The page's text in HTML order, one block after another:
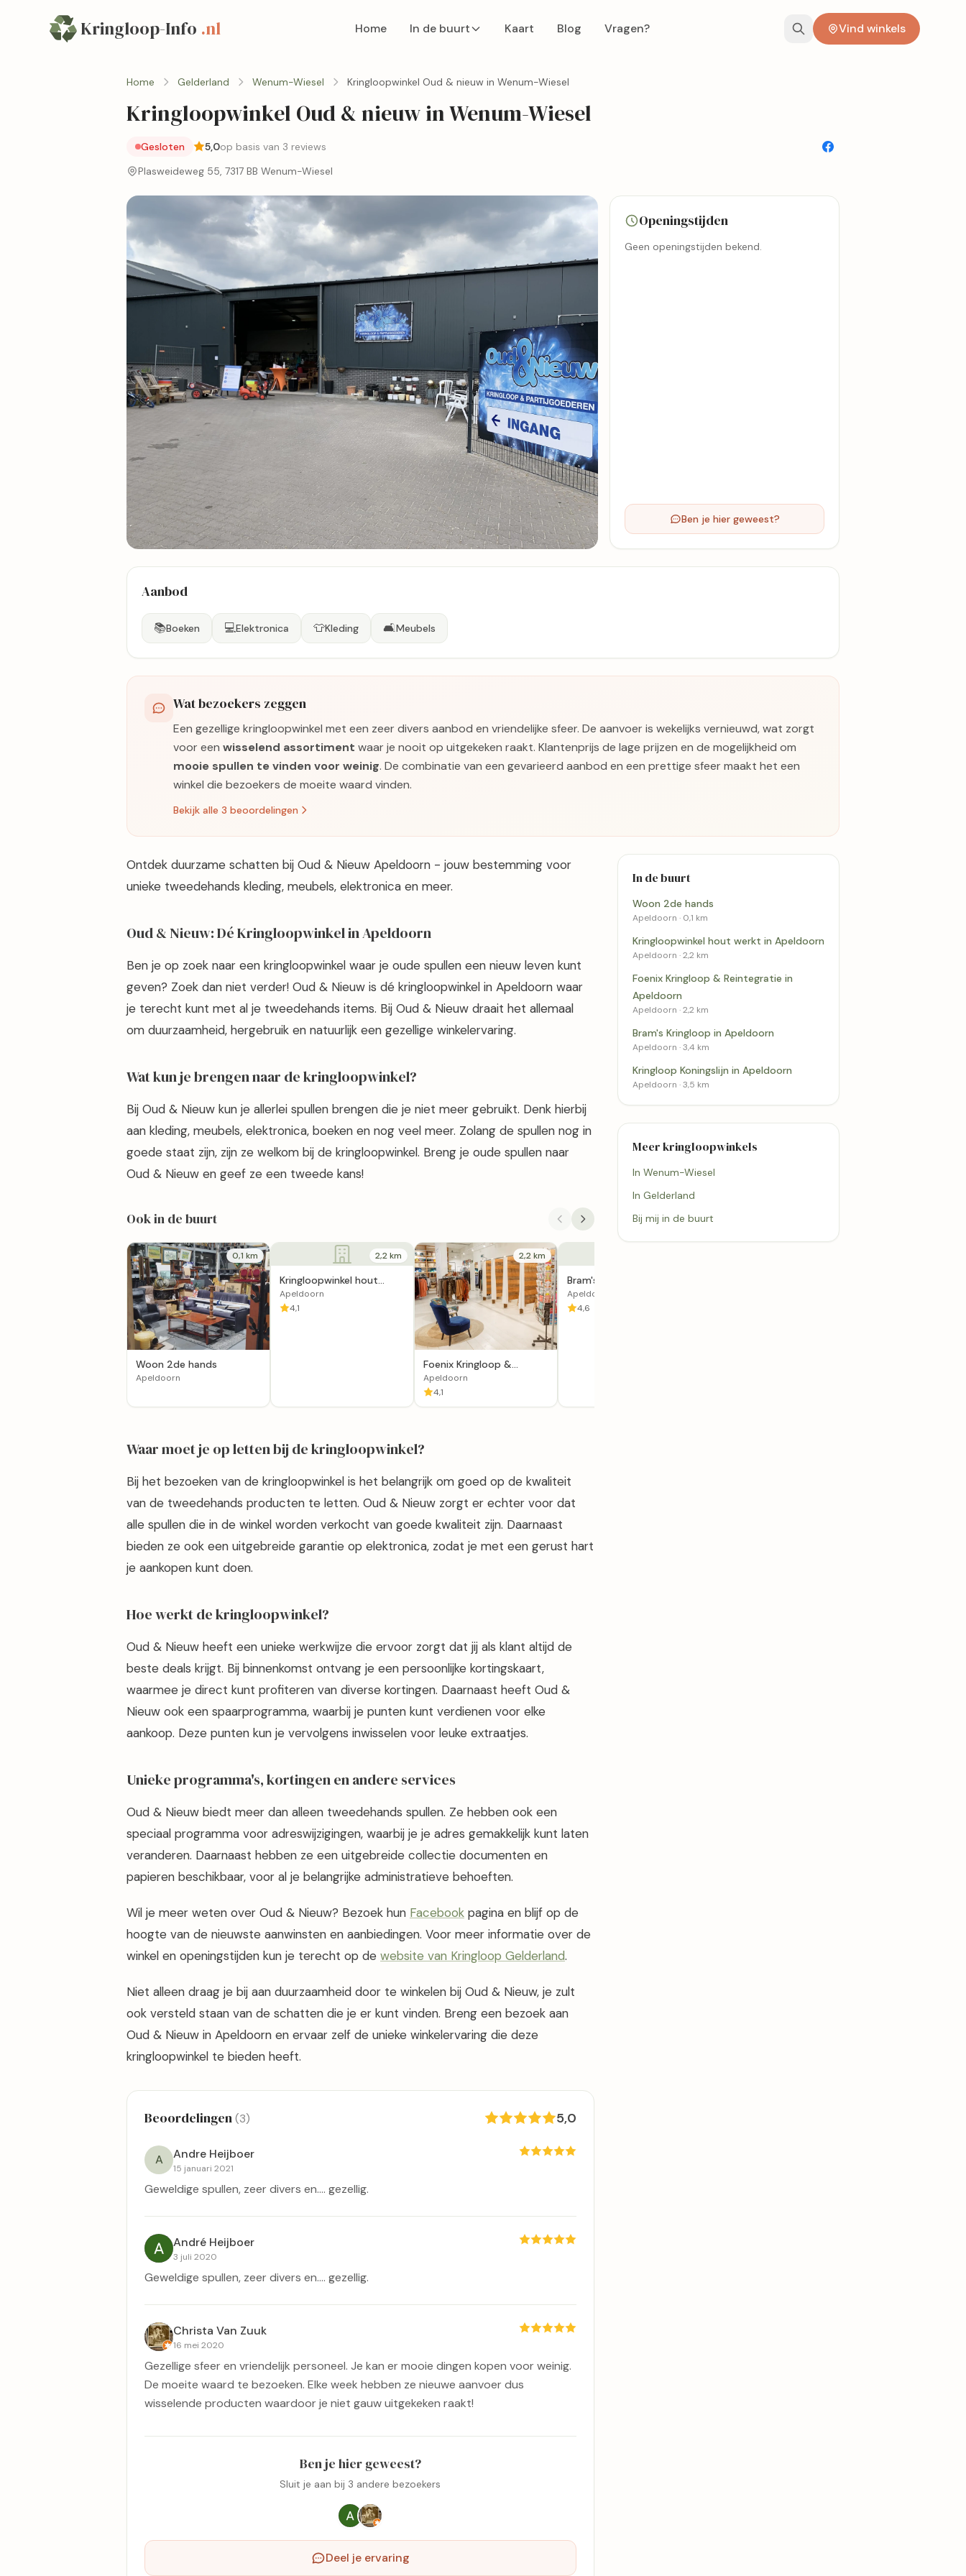
Kringloop-Info .nl Home In de buurt Kaart Blog Vragen? Vind winkels
Home Gelderland Wenum-Wiesel Kringloopwinkel Oud & nieuw in Wenum-Wiesel
Kringloopwinkel Oud & nieuw in Wenum-Wiesel
Gesloten 5,0op basis van 3 reviews
Plasweideweg 55, 7317 BB Wenum-Wiesel
Bekijk kaart
Openingstijden
Geen openingstijden bekend.
Ben je hier geweest?
Aanbod
📚Boeken 💻Elektronica 👕Kleding 🛋️Meubels
Wat bezoekers zeggen
Een gezellige kringloopwinkel met een zeer divers aanbod en vriendelijke sfeer. De aanvoer is wekelijks vernieuwd, wat zorgt
voor een wisselend assortiment waar je nooit op uitgekeken raakt. Klantenprijs de lage prijzen en de mogelijkheid om
mooie spullen te vinden voor weinig. De combinatie van een gevarieerd aanbod en een prettige sfeer maakt het een
winkel die bezoekers de moeite waard vinden.
Bekijk alle 3 beoordelingen
Ontdek duurzame schatten bij Oud & Nieuw Apeldoorn - jouw bestemming voor
unieke tweedehands kleding, meubels, elektronica en meer.
Oud & Nieuw: Dé Kringloopwinkel in Apeldoorn
Ben je op zoek naar een kringloopwinkel waar je oude spullen een nieuw leven kunt
geven? Zoek dan niet verder! Oud & Nieuw is dé kringloopwinkel in Apeldoorn waar
je terecht kunt met al je tweedehands items. Bij Oud & Nieuw draait het allemaal
om duurzaamheid, hergebruik en natuurlijk een gezellige winkelervaring.
Wat kun je brengen naar de kringloopwinkel?
Bij Oud & Nieuw kun je allerlei spullen brengen die je niet meer gebruikt. Denk hierbij
aan kleding, meubels, elektronica, boeken en nog veel meer. Zolang de spullen nog in
goede staat zijn, zijn ze welkom bij de kringloopwinkel. Breng je oude spullen naar
Oud & Nieuw en geef ze een tweede kans!
Ook in de buurt
0,1 km
Woon 2de hands
Apeldoorn
2,2 km
Kringloopwinkel hout
werkt in Apeldoorn
Apeldoorn
4,1
2,2 km
Foenix Kringloop &
Reintegratie in Apeldoorn
Apeldoorn
4,1
Bram's Kringloop in
Apeldoorn
Apeldoorn
4,6
Waar moet je op letten bij de kringloopwinkel?
Bij het bezoeken van de kringloopwinkel is het belangrijk om goed op de kwaliteit
van de tweedehands producten te letten. Oud & Nieuw zorgt er echter voor dat
alle spullen die in de winkel worden verkocht van goede kwaliteit zijn. Daarnaast
bieden ze ook een uitgebreide garantie op elektronica, zodat je met een gerust hart
je aankopen kunt doen.
Hoe werkt de kringloopwinkel?
Oud & Nieuw heeft een unieke werkwijze die ervoor zorgt dat jij als klant altijd de
beste deals krijgt. Bij binnenkomst ontvang je een persoonlijke kortingskaart,
waarmee je direct kunt profiteren van diverse kortingen. Daarnaast heeft Oud &
Nieuw ook een spaarprogramma, waarbij je punten kunt verdienen voor elke
aankoop. Deze punten kun je vervolgens inwisselen voor leuke extraatjes.
Unieke programma's, kortingen en andere services
Oud & Nieuw biedt meer dan alleen tweedehands spullen. Ze hebben ook een
speciaal programma voor adreswijzigingen, waarbij je je adres gemakkelijk kunt laten
veranderen. Daarnaast hebben ze een uitgebreide collectie documenten en
papieren beschikbaar, voor al je belangrijke administratieve behoeften.
Wil je meer weten over Oud & Nieuw? Bezoek hun Facebook pagina en blijf op de
hoogte van de nieuwste aanwinsten en aanbiedingen. Voor meer informatie over de
winkel en openingstijden kun je terecht op de website van Kringloop Gelderland.
Niet alleen draag je bij aan duurzaamheid door te winkelen bij Oud & Nieuw, je zult
ook versteld staan van de schatten die je er kunt vinden. Breng een bezoek aan
Oud & Nieuw in Apeldoorn en ervaar zelf de unieke winkelervaring die deze
kringloopwinkel te bieden heeft.
Beoordelingen(3) 5,0
A Andre Heijboer
15 januari 2021
Geweldige spullen, zeer divers en.... gezellig.
André Heijboer
3 juli 2020
Geweldige spullen, zeer divers en.... gezellig.
Christa Van Zuuk
16 mei 2020
Gezellige sfeer en vriendelijk personeel. Je kan er mooie dingen kopen voor weinig.
De moeite waard te bezoeken. Elke week hebben ze nieuwe aanvoer dus
wisselende producten waardoor je niet gauw uitgekeken raakt!
Ben je hier geweest?
Sluit je aan bij 3 andere bezoekers
Deel je ervaring
In de buurt
Woon 2de hands
Apeldoorn · 0,1 km
Kringloopwinkel hout werkt in Apeldoorn
Apeldoorn · 2,2 km
Foenix Kringloop & Reintegratie in
Apeldoorn
Apeldoorn · 2,2 km
Bram's Kringloop in Apeldoorn
Apeldoorn · 3,4 km
Kringloop Koningslijn in Apeldoorn
Apeldoorn · 3,5 km
Meer kringloopwinkels
In Wenum-Wiesel
In Gelderland
Bij mij in de buurt